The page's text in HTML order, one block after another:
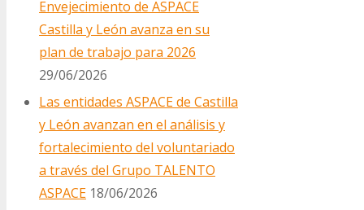
Envejecimiento de ASPACE
Castilla y León avanza en su
plan de trabajo para 2026
29/06/2026
Las entidades ASPACE de Castilla
y León avanzan en el análisis y
fortalecimiento del voluntariado
a través del Grupo TALENTO
ASPACE 18/06/2026